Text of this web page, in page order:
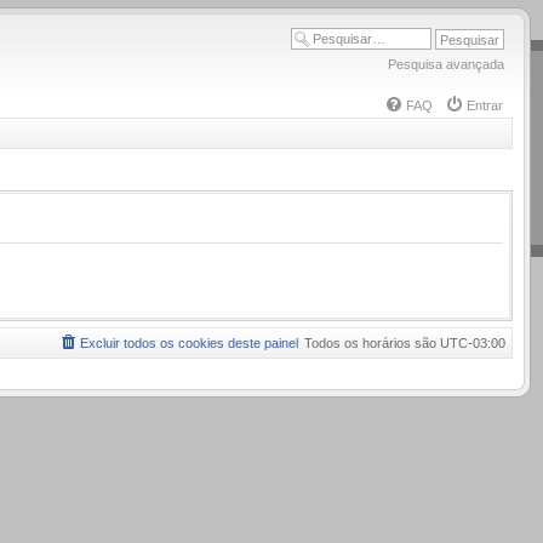
Pesquisa avançada
FAQ Entrar
Todos os horários são UTC-03:00
Excluir todos os cookies deste painel